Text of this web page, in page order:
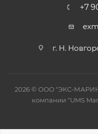
+7
г. Н.
2026 © ООО "ЭКС-
компании "UMS